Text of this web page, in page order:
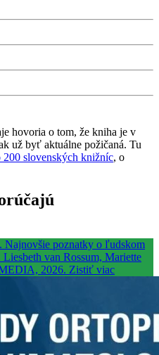
hovoria o tom, že kniha je v
už byť aktuálne požičaná. Tu
200 slovenských knižníc, o